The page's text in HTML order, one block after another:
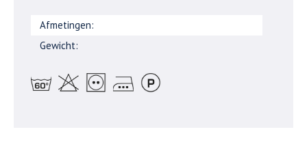
Afmetingen:
Gewicht: